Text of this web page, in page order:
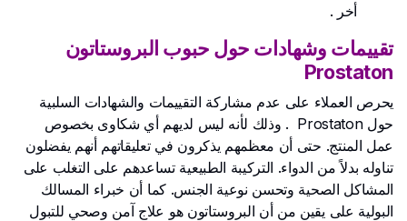
أخر .
تقييمات وشهادات حول حبوب البروستاتون
Prostaton
يحرص العملاء على عدم مشاركة التقييمات والشهادات السلبية
حول Prostaton . وذلك لأنه ليس لديهم أي شكاوى بخصوص
عمل المنتج. حتى أن معظمهم يذكرون في تعليقاتهم أنهم يفضلون
تناوله بدلاً من الدواء. التركيبة الطبيعية تساعدهم على التغلب على
المشاكل الصحية وتحسن نوعية الجنس. كما أن خبراء المسالك
البولية على يقين من أن البروستاتون هو علاج آمن وصحي للتبول